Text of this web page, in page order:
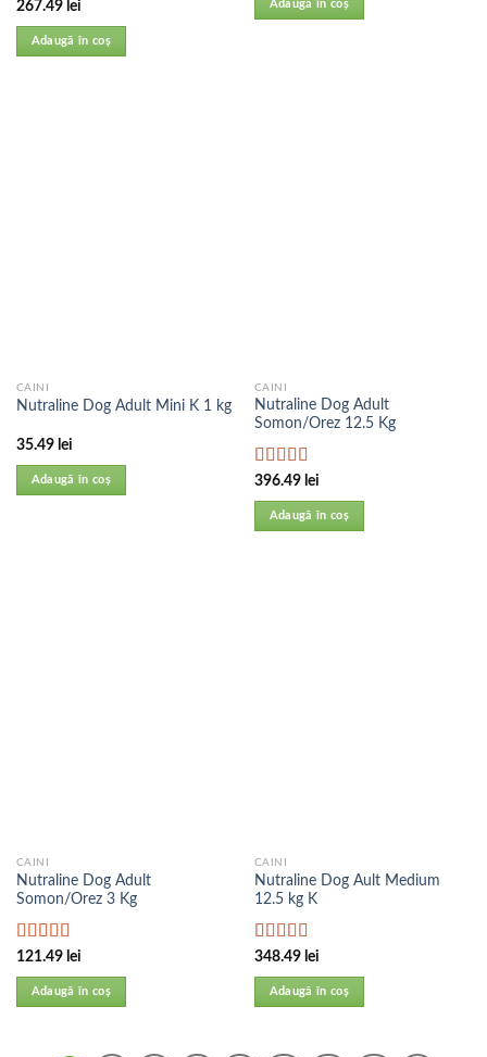
Evaluat la
5.00din 5
267.49 lei
Adaugă în coș
Adaugă în coș
CAINI
Nutraline Dog Adult Mini K 1 kg
35.49 lei
Adaugă în coș
CAINI
Nutraline Dog Adult
Somon/Orez 12.5 Kg
Evaluat la
5.00din 5
396.49 lei
Adaugă în coș
CAINI
Nutraline Dog Adult
Somon/Orez 3 Kg
Evaluat la
5.00din 5
121.49 lei
Adaugă în coș
CAINI
Nutraline Dog Ault Medium
12.5 kg K
Evaluat la
5.00din 5
348.49 lei
Adaugă în coș